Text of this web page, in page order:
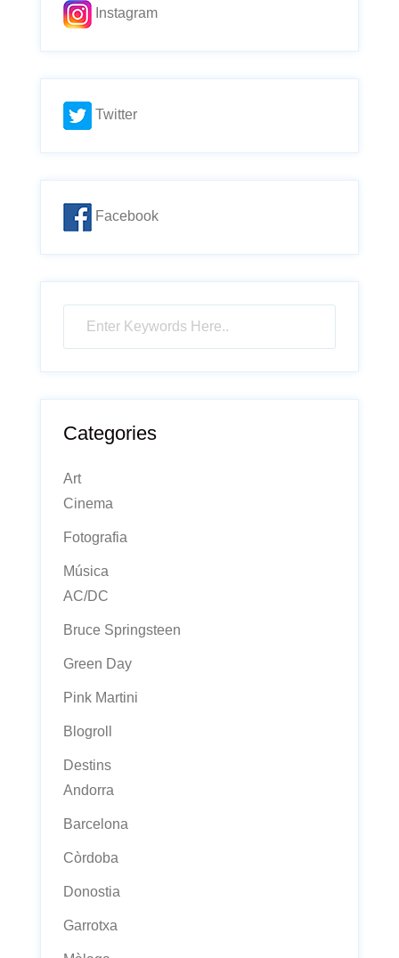
Instagram
Twitter
Facebook
Categories
Art
Cinema
Fotografia
Música
AC/DC
Bruce Springsteen
Green Day
Pink Martini
Blogroll
Destins
Andorra
Barcelona
Còrdoba
Donostia
Garrotxa